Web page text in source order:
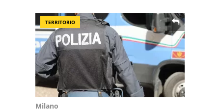
TERRITORIO
Milano